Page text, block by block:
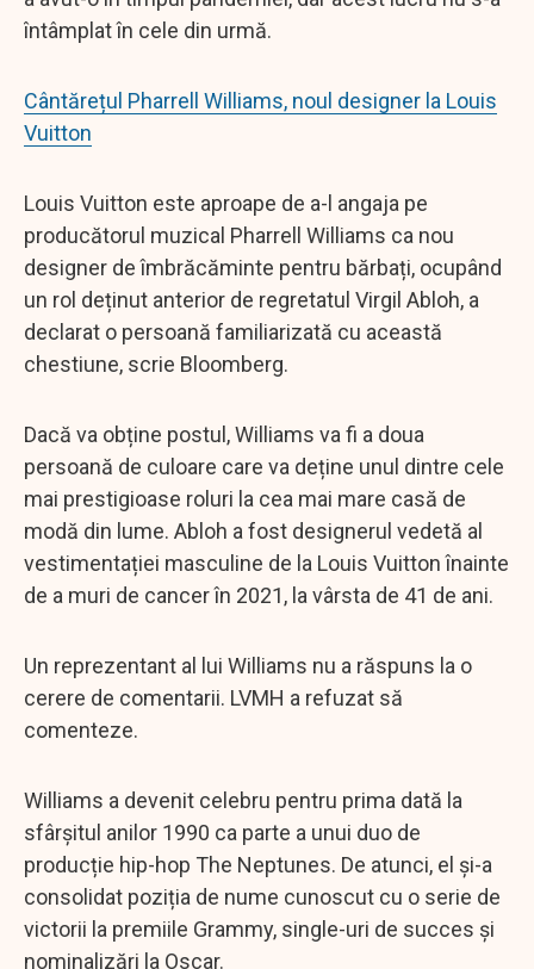
întâmplat în cele din urmă.
Cântărețul Pharrell Williams, noul designer la Louis
Vuitton
Louis Vuitton este aproape de a-l angaja pe
producătorul muzical Pharrell Williams ca nou
designer de îmbrăcăminte pentru bărbați, ocupând
un rol deținut anterior de regretatul Virgil Abloh, a
declarat o persoană familiarizată cu această
chestiune, scrie Bloomberg.
Dacă va obține postul, Williams va fi a doua
persoană de culoare care va deține unul dintre cele
mai prestigioase roluri la cea mai mare casă de
modă din lume. Abloh a fost designerul vedetă al
vestimentației masculine de la Louis Vuitton înainte
de a muri de cancer în 2021, la vârsta de 41 de ani.
Un reprezentant al lui Williams nu a răspuns la o
cerere de comentarii. LVMH a refuzat să
comenteze.
Williams a devenit celebru pentru prima dată la
sfârșitul anilor 1990 ca parte a unui duo de
producție hip-hop The Neptunes. De atunci, el și-a
consolidat poziția de nume cunoscut cu o serie de
victorii la premiile Grammy, single-uri de succes și
nominalizări la Oscar.